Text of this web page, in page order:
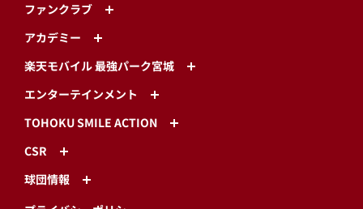
ファンクラブ
アカデミー
楽天モバイル 最強パーク宮城
エンターテインメント
TOHOKU SMILE ACTION
CSR
球団情報